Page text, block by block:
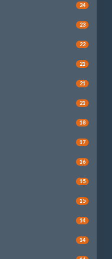
24
23
22
21
21
21
18
17
16
15
15
14
14